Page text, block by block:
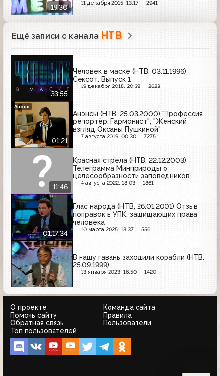
19:30
11 декабря 2015, 13:17 2941
Ещё записи с канала НТВ
33:55
Человек в маске (НТВ, 03.11.1996)
Сексот. Выпуск 1
19 декабря 2015, 20:32 2623
01:21
Анонсы (НТВ, 25.03.2000) "Профессия
репортёр: Гармонист"; "Женский
взгляд Оксаны Пушкиной"
7 августа 2019, 00:30 7275
Анонс
11:46
Красная стрела (НТВ, 22.12.2003)
Телеграмма Минприроды о
целесообразности заповедников
4 августа 2022, 18:03 1861
01:17:34
Глас народа (НТВ, 26.01.2001) Отзыв
поправок в УПК, защищающих права
человека
10 марта 2025, 13:37 556
В нашу гавань заходили корабли (НТВ,
25.09.1999)
13 января 2023, 16:50 1420
О проекте
Команда сайта
Помочь сайту
Правила
Обратная связь
Пользователи
Топ пользователей